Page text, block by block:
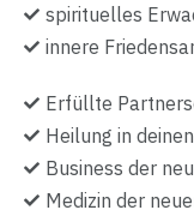
spirituelles
innere
Erfüllte
Heilung in
Business der
Medizin der